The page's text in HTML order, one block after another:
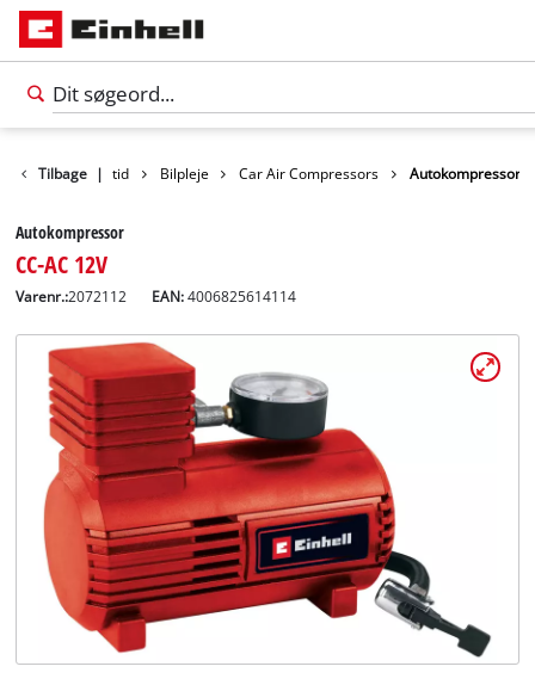
Dansk
DA Dansk
English
Tilbage |
Produkter Fritid Bilpleje Car Air Compressors Autokompressor
Autokompressor
CC-AC 12V
Varenr.:2072112 EAN:4006825614114